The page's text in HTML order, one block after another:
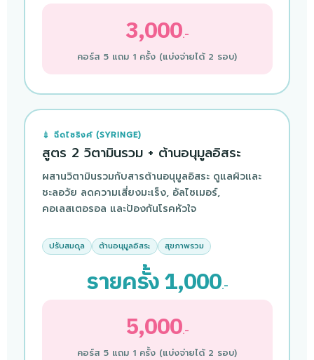
3,000.-
คอร์ส 5 แถม 1 ครั้ง (แบ่งจ่ายได้ 2 รอบ)
💉 ฉีดไซริงค์ (SYRINGE)
สูตร 2 วิตามินรวม + ต้านอนุมูลอิสระ
ผสานวิตามินรวมกับสารต้านอนุมูลอิสระ ดูแลผิวและ
ชะลอวัย ลดความเสี่ยงมะเร็ง, อัลไซเมอร์,
คอเลสเตอรอล และป้องกันโรคหัวใจ
ปรับสมดุล ต้านอนุมูลอิสระ สุขภาพรวม
รายครั้ง 1,000.-
5,000.-
คอร์ส 5 แถม 1 ครั้ง (แบ่งจ่ายได้ 2 รอบ)